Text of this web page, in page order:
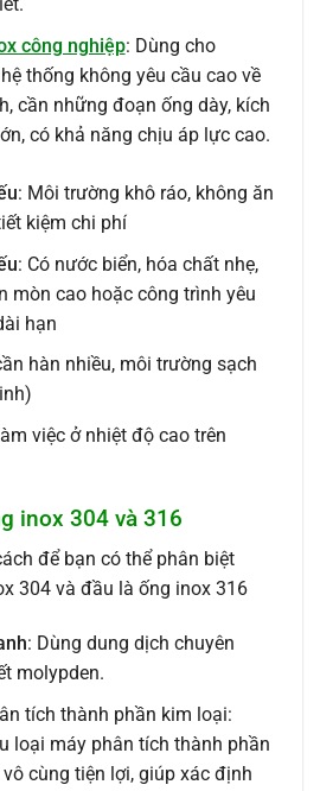
công nghiệp: Dùng cho
thống không yêu cầu cao về
cần những đoạn ống dày, kích
có khả năng chịu áp lực cao.
: Môi trường khô ráo, không ăn
kiệm chi phí
: Có nước biển, hóa chất nhẹ,
mòn cao hoặc công trình yêu
hạn
hàn nhiều, môi trường sạch
việc ở nhiệt độ cao trên
inox 304 và 316
để bạn có thể phân biệt
304 và đầu là ống inox 316
: Dùng dung dịch chuyên
molypden.
tích thành phần kim loại:
loại máy phân tích thành phần
cùng tiện lợi, giúp xác định